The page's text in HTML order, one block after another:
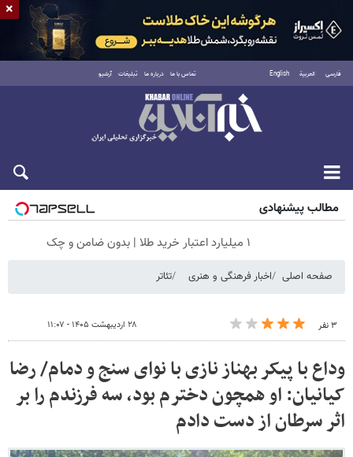
فارسی العربية English تماس با ما درباره ما تبلیغات آرشیو
شنبه ۱۷ مرداد ۱۴۰۵
مطالب پیشنهادی
۱ میلیارد اعتبار خرید طلا | بدون ضامن و چک
صفحه اصلی اخبار فرهنگی و هنری تئاتر
۳ نفر ۲۸ اردیبهشت ۱۴۰۵ - ۱۱:۰۷
وداع با پیکر بهناز نازی با نوای سنج و دمام/ رضا
کیانیان: او همچون دخترم بود، سه فرزندم را بر
اثر سرطان از دست دادم
×